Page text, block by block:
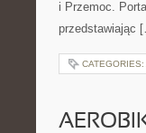
i Przemoc.
przedstawiając
CATEGORIES: